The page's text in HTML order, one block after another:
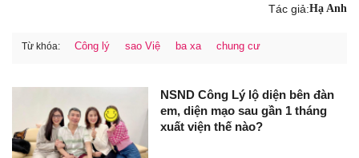
Tác giả:Hạ Anh
Từ khóa: Công lý sao Việ ba xa chung cư
NSND Công Lý lộ diện bên đàn
em, diện mạo sau gần 1 tháng
xuất viện thế nào?